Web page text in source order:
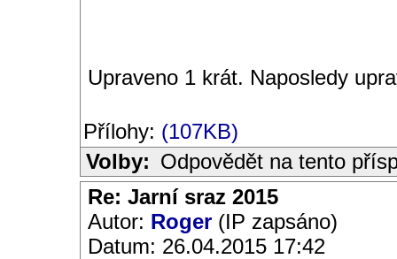
Upraveno 1 krát. Naposledy
Přílohy: (107KB)
Volby: Odpovědět na tento
Re: Jarní sraz 2015
Autor: Roger (IP zapsáno)
Datum: 26.04.2015 17:42